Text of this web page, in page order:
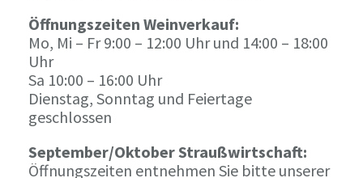
Öffnungszeiten Weinverkauf:
Mo, Mi – Fr 9:00 – 12:00 Uhr und 14:00 – 18:00
Uhr
Sa 10:00 – 16:00 Uhr
Dienstag, Sonntag und Feiertage
geschlossen
September/Oktober Straußwirtschaft:
Öffnungszeiten entnehmen Sie bitte unserer